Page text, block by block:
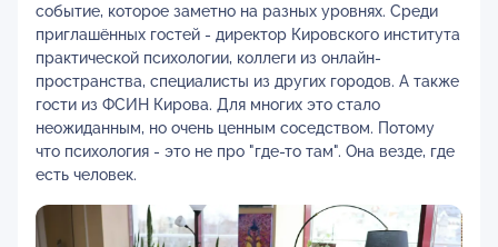
событие, которое заметно на разных уровнях. Среди
приглашённых гостей - директор Кировского института
практической психологии, коллеги из онлайн-
пространства, специалисты из других городов. А также
гости из ФСИН Кирова. Для многих это стало
неожиданным, но очень ценным соседством. Потому
что психология - это не про "где-то там". Она везде, где
есть человек.